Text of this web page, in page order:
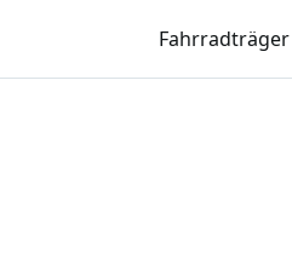
Fahrradträger